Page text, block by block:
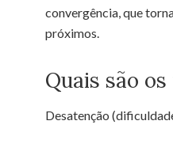
convergência, que
próximos.
Quais são
Desatenção